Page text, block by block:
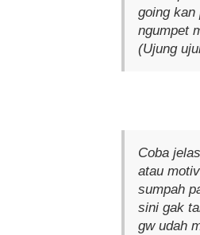
going kan
ngumpet
(Ujung
Coba
atau
sumpah
sini gak
gw udah